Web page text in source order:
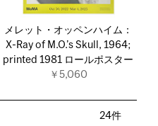
メレット・オッペンハイム：
X-Ray of M.O.’s Skull, 1964;
printed 1981 ロールポスター
￥5,060
24件